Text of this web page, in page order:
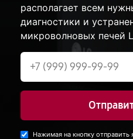
располагает всем
диагностики и
микроволновых печей
Нажимая на кнопку отправить